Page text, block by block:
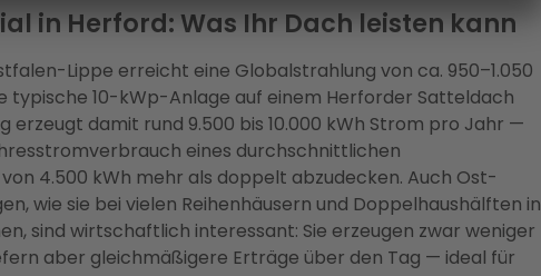
in Herford: Was Ihr Dach leisten kann
Lippe erreicht eine Globalstrahlung von ca. 950–1.050
typische 10-kWp-Anlage auf einem Herforder Satteldach
erzeugt damit rund 9.500 bis 10.000 kWh Strom pro Jahr —
eines durchschnittlichen
von 4.500 kWh mehr als doppelt abzudecken. Auch Ost-
wie sie bei vielen Reihenhäusern und Doppelhaushälften in
sind wirtschaftlich interessant: Sie erzeugen zwar weniger
aber gleichmäßigere Erträge über den Tag — ideal für